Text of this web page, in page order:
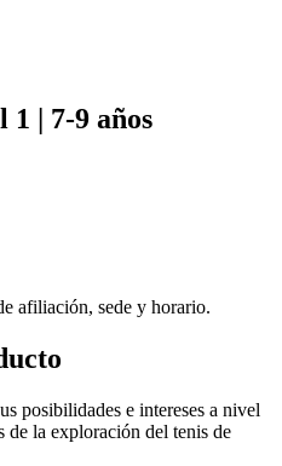
1 | 7-9 años
afiliación, sede y horario.
posibilidades e intereses a nivel
la exploración del tenis de